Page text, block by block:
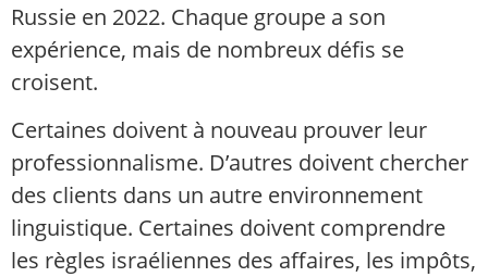
Russie en 2022. Chaque groupe a son
expérience, mais de nombreux défis se
croisent.
Certaines doivent à nouveau prouver leur
professionnalisme. D’autres doivent chercher
des clients dans un autre environnement
linguistique. Certaines doivent comprendre
les règles israéliennes des affaires, les impôts,